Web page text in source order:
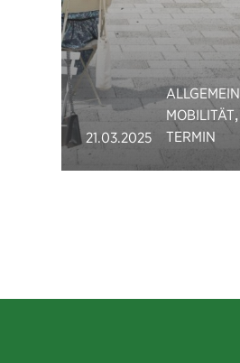
21.03.2025
ALLGEMEIN
MOBILITÄT,
TERMIN